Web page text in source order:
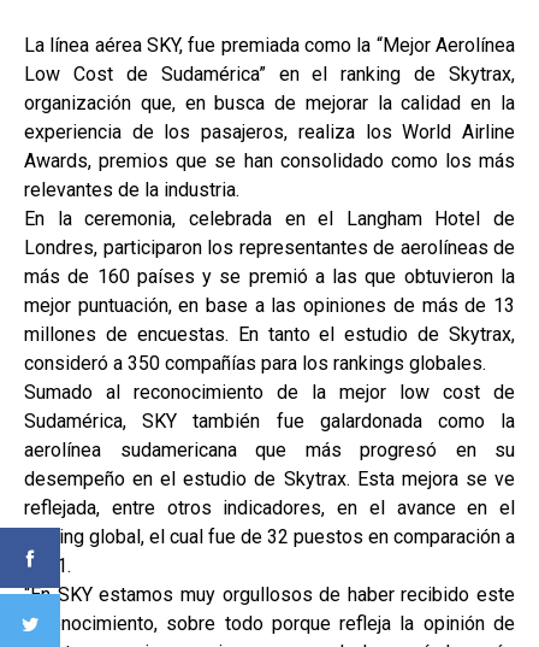
La línea aérea SKY, fue premiada como la “Mejor Aerolínea
Low Cost de Sudamérica” en el ranking de Skytrax,
organización que, en busca de mejorar la calidad en la
experiencia de los pasajeros, realiza los World Airline
Awards, premios que se han consolidado como los más
relevantes de la industria.
En la ceremonia, celebrada en el Langham Hotel de
Londres, participaron los representantes de aerolíneas de
más de 160 países y se premió a las que obtuvieron la
mejor puntuación, en base a las opiniones de más de 13
millones de encuestas. En tanto el estudio de Skytrax,
consideró a 350 compañías para los rankings globales.
Sumado al reconocimiento de la mejor low cost de
Sudamérica, SKY también fue galardonada como la
aerolínea sudamericana que más progresó en su
desempeño en el estudio de Skytrax. Esta mejora se ve
reflejada, entre otros indicadores, en el avance en el
ranking global, el cual fue de 32 puestos en comparación a
2021.
“En SKY estamos muy orgullosos de haber recibido este
reconocimiento, sobre todo porque refleja la opinión de